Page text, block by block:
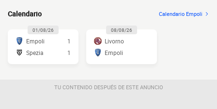
Calendario Calendario Empoli
01/08/26
Empoli
1
Spezia
1
08/08/26
Livorno
Empoli
TU CONTENIDO DESPUÉS DE ESTE ANUNCIO